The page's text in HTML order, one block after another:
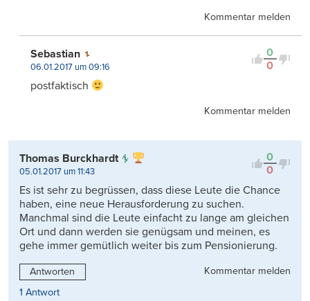
Kommentar melden
0
0
Sebastian
06.01.2017 um 09:16
postfaktisch
Kommentar melden
0
0
Thomas Burckhardt
05.01.2017 um 11:43
Es ist sehr zu begrüssen, dass diese Leute die Chance
haben, eine neue Herausforderung zu suchen.
Manchmal sind die Leute einfacht zu lange am gleichen
Ort und dann werden sie genügsam und meinen, es
gehe immer gemütlich weiter bis zum Pensionierung.
Antworten
Kommentar melden
1 Antwort